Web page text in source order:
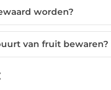
worden?
van fruit bewaren?